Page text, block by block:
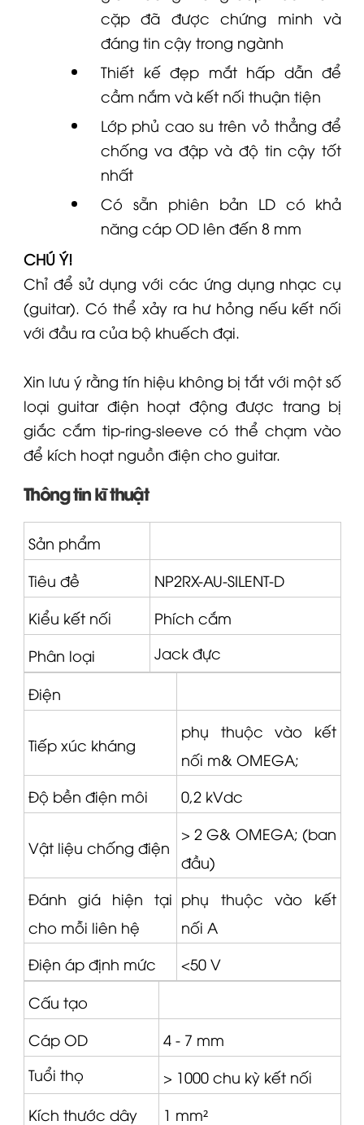
cặp đã được chứng minh và
đáng tin cậy trong ngành
Thiết kế đẹp mắt hấp dẫn để
cầm nắm và kết nối thuận tiện
Lớp phủ cao su trên vỏ thẳng để
chống va đập và độ tin cậy tốt
nhất
Có sẵn phiên bản LD có khả
năng cáp OD lên đến 8 mm
CHÚ Ý!
Chỉ để sử dụng với các ứng dụng nhạc cụ
(guitar). Có thể xảy ra hư hỏng nếu kết nối
với đầu ra của bộ khuếch đại.
Xin lưu ý rằng tín hiệu không bị tắt với một số
loại guitar điện hoạt động được trang bị
giắc cắm tip-ring-sleeve có thể chạm vào
để kích hoạt nguồn điện cho guitar.
Thông tin kĩ thuật
Sản phẩm
Tiêu đề
NP2RX-AU-SILENT-D
Kiểu kết nối
Phích cắm
Phân loại
Jack đực
Điện
Tiếp xúc kháng
phụ thuộc vào kết
nối m& OMEGA;
Độ bền điện môi
0,2 kVdc
Vật liệu chống điện
> 2 G& OMEGA; (ban
đầu)
Đánh giá hiện tại
cho mỗi liên hệ
phụ thuộc vào kết
nối A
Điện áp định mức
<50 V
Cấu tạo
Cáp OD
4 - 7 mm
Tuổi thọ
> 1000 chu kỳ kết nối
Kích thước dây
1 mm²